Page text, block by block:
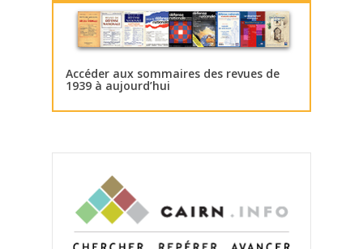
Accéder aux sommaires des revues de
1939 à aujourd’hui